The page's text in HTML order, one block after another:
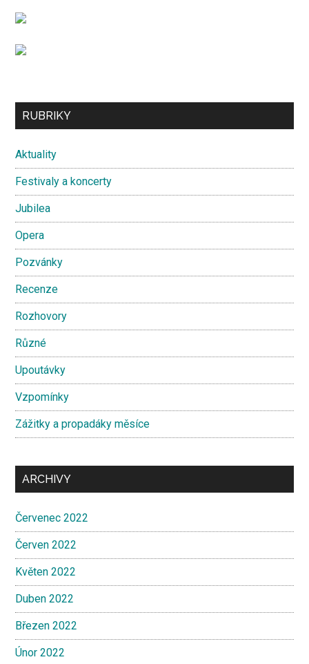
...
Secondary
RUBRIKY
Aktuality
Festivaly a koncerty
Jubilea
Opera
Pozvánky
Recenze
Rozhovory
Různé
Upoutávky
Vzpomínky
Zážitky a propadáky měsíce
ARCHIVY
Červenec 2022
Červen 2022
Květen 2022
Duben 2022
Březen 2022
Únor 2022